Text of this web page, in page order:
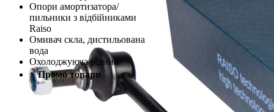
Опори амортизатора/
пильники з відбійниками
Raiso
Омивач скла, дистильована
вода
Охолоджуюча рідина
⚡Промо товари